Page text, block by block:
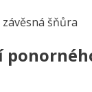
šňůra